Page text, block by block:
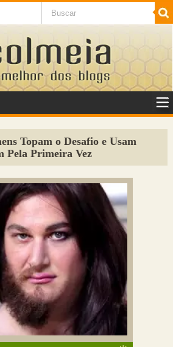
SaÃºde
Topam o Desafio e Usam
Pela Primeira Vez